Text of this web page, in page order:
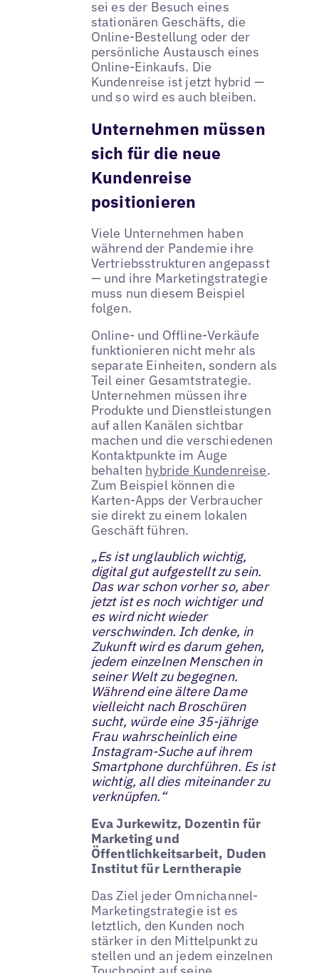
sei es der Besuch eines
stationären Geschäfts, die
Online-Bestellung oder der
persönliche Austausch eines
Online-Einkaufs. Die
Kundenreise ist jetzt hybrid —
und so wird es auch bleiben.
Unternehmen müssen
sich für die neue
Kundenreise
positionieren
Viele Unternehmen haben
während der Pandemie ihre
Vertriebsstrukturen angepasst
— und ihre Marketingstrategie
muss nun diesem Beispiel
folgen.
Online- und Offline-Verkäufe
funktionieren nicht mehr als
separate Einheiten, sondern als
Teil einer Gesamtstrategie.
Unternehmen müssen ihre
Produkte und Dienstleistungen
auf allen Kanälen sichtbar
machen und die verschiedenen
Kontaktpunkte im Auge
behalten hybride Kundenreise.
Zum Beispiel können die
Karten-Apps der Verbraucher
sie direkt zu einem lokalen
Geschäft führen.
„Es ist unglaublich wichtig,
digital gut aufgestellt zu sein.
Das war schon vorher so, aber
jetzt ist es noch wichtiger und
es wird nicht wieder
verschwinden. Ich denke, in
Zukunft wird es darum gehen,
jedem einzelnen Menschen in
seiner Welt zu begegnen.
Während eine ältere Dame
vielleicht nach Broschüren
sucht, würde eine 35-jährige
Frau wahrscheinlich eine
Instagram-Suche auf ihrem
Smartphone durchführen. Es ist
wichtig, all dies miteinander zu
verknüpfen.“
Eva Jurkewitz, Dozentin für
Marketing und
Öffentlichkeitsarbeit, Duden
Institut für Lerntherapie
Das Ziel jeder Omnichannel-
Marketingstrategie ist es
letztlich, den Kunden noch
stärker in den Mittelpunkt zu
stellen und an jedem einzelnen